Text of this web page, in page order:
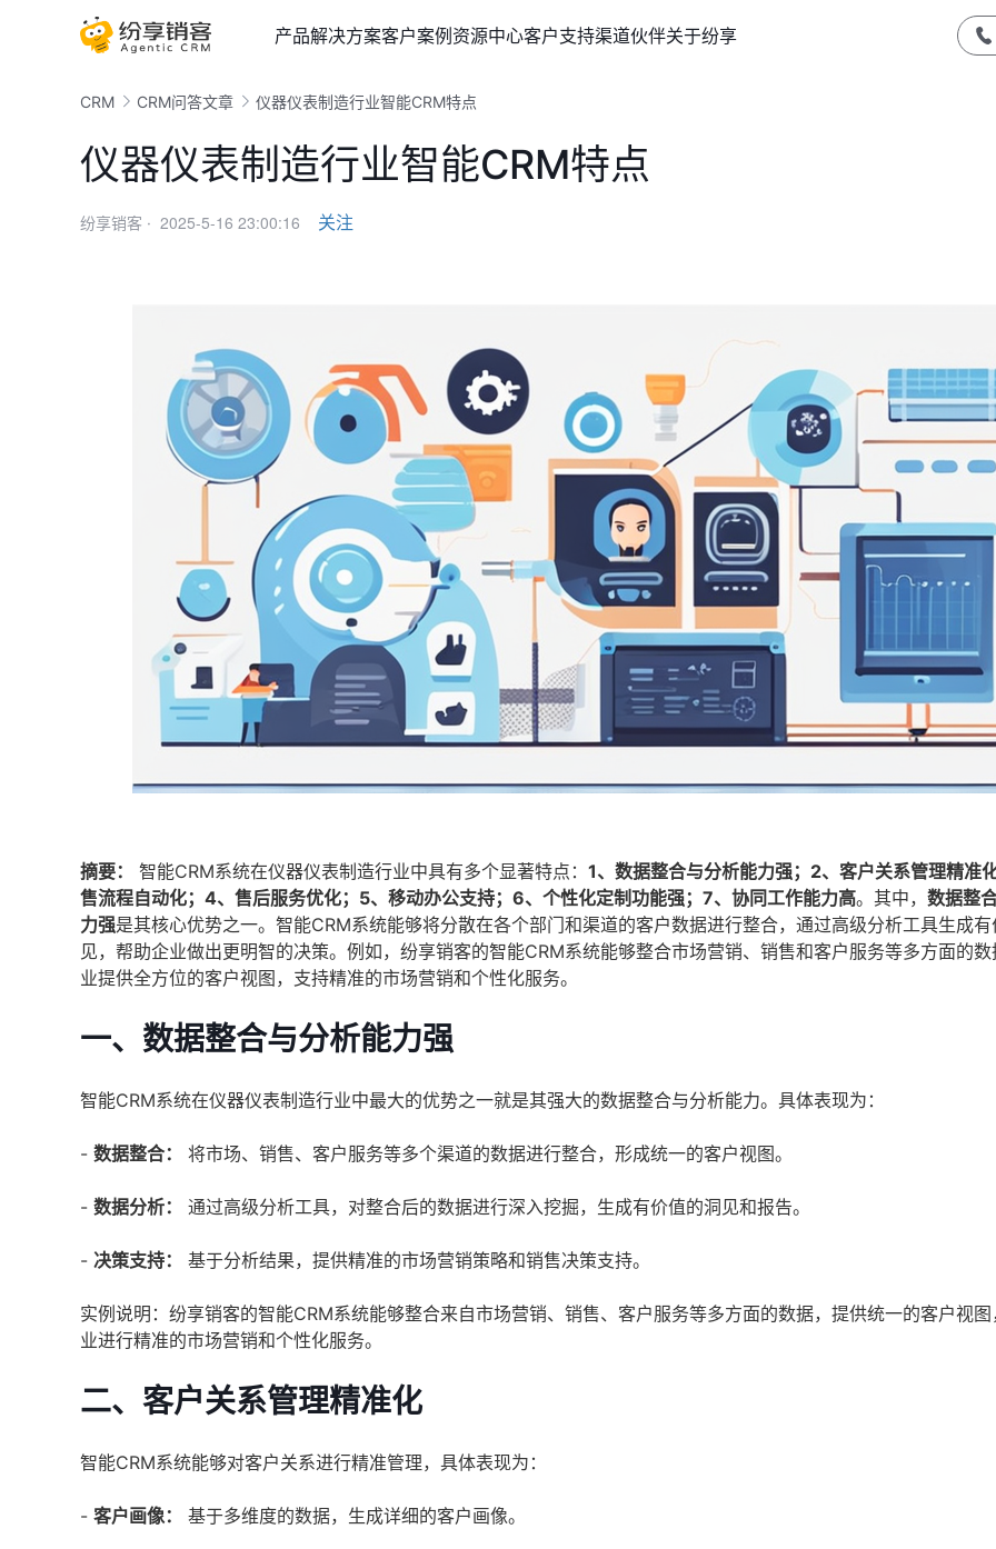
产品解决方案客户案例资源中心客户支持渠道伙伴关于纷享
CRM CRM问答文章 仪器仪表制造行业智能CRM特点
仪器仪表制造行业智能CRM特点
纷享销客 · 2025-5-16 23:00:16 关注
摘要： 智能CRM系统在仪器仪表制造行业中具有多个显著特点： 1、数据整合与分析能力强；2、客户关系管理精准
售流程自动化；4、售后服务优化；5、移动办公支持；6、个性化定制功能强；7、协同工作能力高。其中， 数据整
力强是其核心优势之一。智能CRM系统能够将分散在各个部门和渠道的客户数据进行整合，通过高级分析工具生成
见，帮助企业做出更明智的决策。例如，纷享销客的智能CRM系统能够整合市场营销、销售和客户服务等多方面的
业提供全方位的客户视图，支持精准的市场营销和个性化服务。
一、数据整合与分析能力强
智能CRM系统在仪器仪表制造行业中最大的优势之一就是其强大的数据整合与分析能力。具体表现为：
- 数据整合： 将市场、销售、客户服务等多个渠道的数据进行整合，形成统一的客户视图。
- 数据分析： 通过高级分析工具，对整合后的数据进行深入挖掘，生成有价值的洞见和报告。
- 决策支持： 基于分析结果，提供精准的市场营销策略和销售决策支持。
实例说明：纷享销客的智能CRM系统能够整合来自市场营销、销售、客户服务等多方面的数据，提供统一的客户视
业进行精准的市场营销和个性化服务。
二、客户关系管理精准化
智能CRM系统能够对客户关系进行精准管理，具体表现为：
- 客户画像： 基于多维度的数据，生成详细的客户画像。